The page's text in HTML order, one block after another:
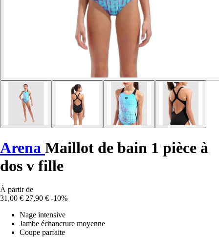
Arena Maillot de bain 1 pièce à
dos v fille
À partir de
31,00 € 27,90 € -10%
Nage intensive
Jambe échancrure moyenne
Coupe parfaite